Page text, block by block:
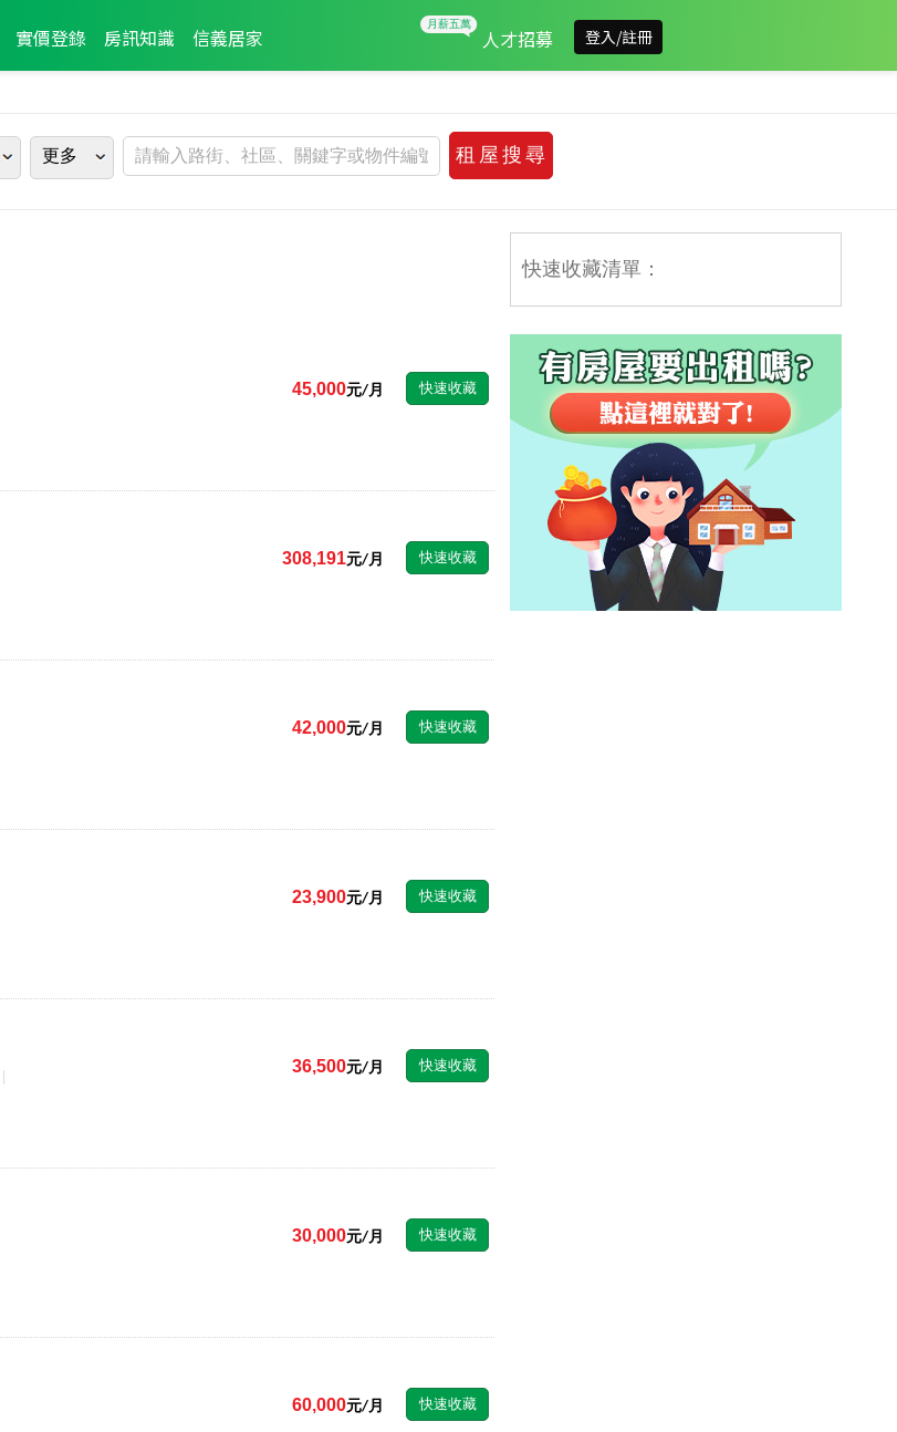
實價登錄 房訊知識 信義居家 人才招募 登入/註冊
更多
45,000元/月 快速收藏
308,191元/月 快速收藏
42,000元/月 快速收藏
23,900元/月 快速收藏
36,500元/月 快速收藏
30,000元/月 快速收藏
60,000元/月 快速收藏
快速收藏清單：